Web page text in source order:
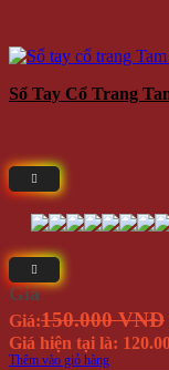
Sổ Tay Cổ Trang
Giá
Giá:150.000 VNĐ
Giá hiện tại là:
Thêm vào giỏ hàng